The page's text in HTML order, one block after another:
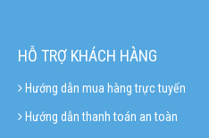
HỖ TRỢ KHÁCH HÀNG
Hướng dẫn mua hàng trực tuyến
Hướng dẫn thanh toán an toàn